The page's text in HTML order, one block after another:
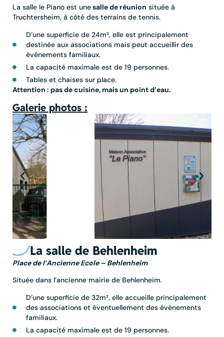
La salle le Piano est unesalle de réunion située à
Truchtersheim, à côté des terrains de tennis.
D’une superficie de 24m², elle est principalement
destinée aux associations mais peut accueillir des
événements familiaux.
La capacité maximale est de 19 personnes.
Tables et chaises sur place.
Attention : pas de cuisine, mais un point d’eau.
Galerie photos :
La salle de Behlenheim
Place de l’Ancienne Ecole – Behlenheim
Située dans l’ancienne mairie de Behlenheim.
D’une superficie de 32m², elle accueille principalement
des associations et éventuellement des événements
familiaux.
La capacité maximale est de 19 personnes.